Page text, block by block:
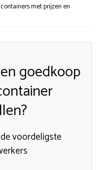
met prijzen en
goedkoop
voordeligste